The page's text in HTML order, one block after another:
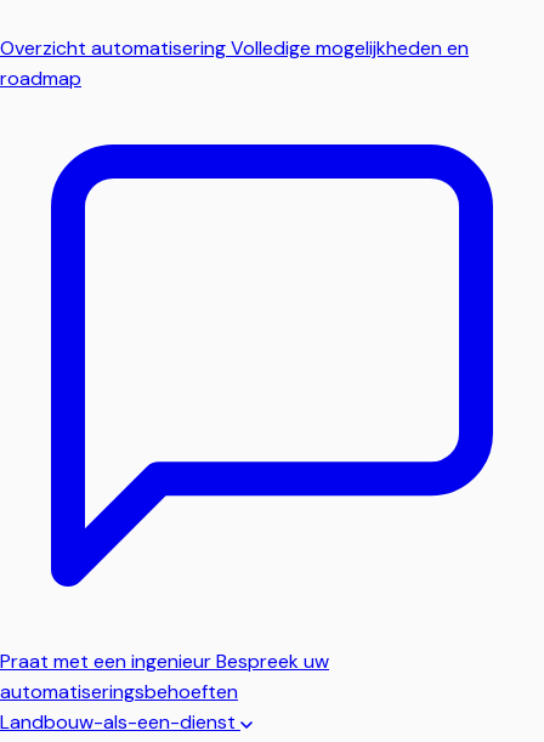
Overzicht automatiseringVolledige mogelijkheden en
roadmap
Praat met een ingenieurBespreek uw
automatiseringsbehoeften
Landbouw-als-een-dienst